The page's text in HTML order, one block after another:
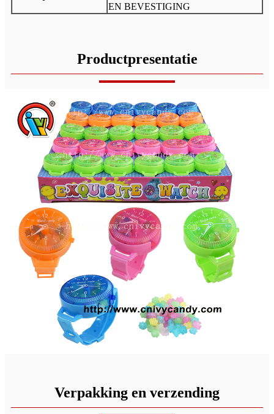
EN BEVESTIGING
Productpresentatie
Verpakking en verzending